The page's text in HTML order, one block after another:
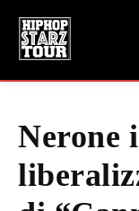
Nerone